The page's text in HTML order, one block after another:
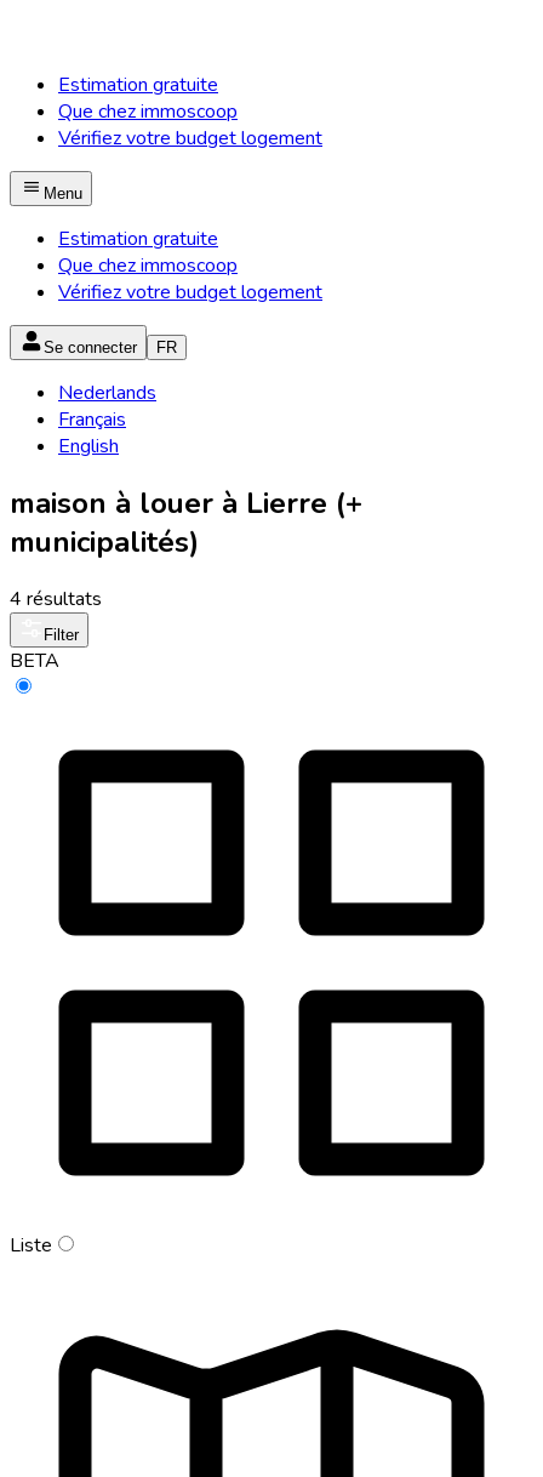
Estimation gratuite
Que chez immoscoop
Vérifiez votre budget logement
Menu
Estimation gratuite
Que chez immoscoop
Vérifiez votre budget logement
Se connecter FR
Nederlands
Français
English
maison à louer à Lierre (+
municipalités)
4 résultats
Filter
BETA
Liste